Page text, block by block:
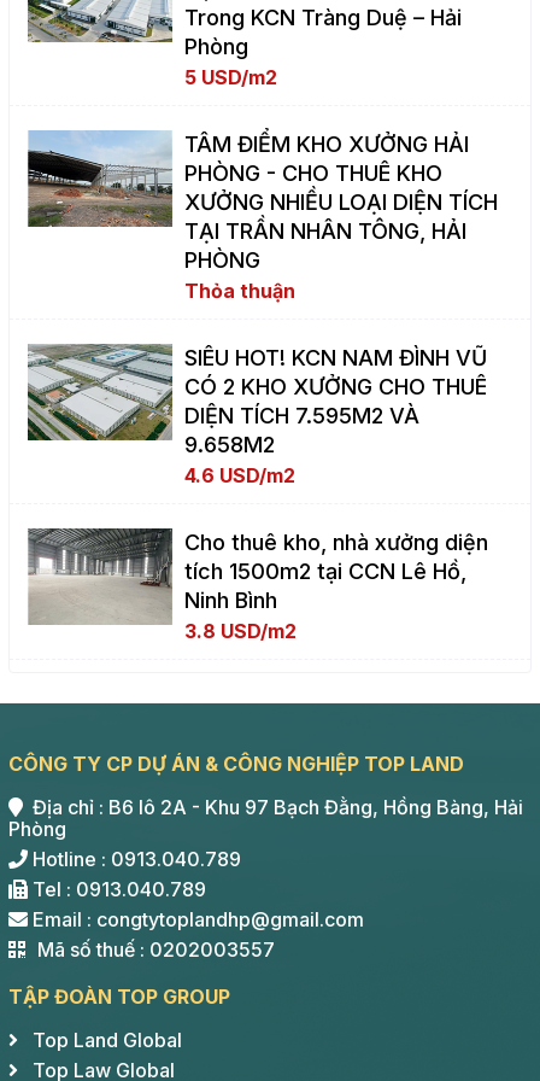
Trong KCN Tràng Duệ – Hải
Phòng
5 USD/m2
TÂM ĐIỂM KHO XƯỞNG HẢI
PHÒNG - CHO THUÊ KHO
XƯỞNG NHIỀU LOẠI DIỆN TÍCH
TẠI TRẦN NHÂN TÔNG, HẢI
PHÒNG
Thỏa thuận
SIÊU HOT! KCN NAM ĐÌNH VŨ
CÓ 2 KHO XƯỞNG CHO THUÊ
DIỆN TÍCH 7.595M2 VÀ
9.658M2
4.6 USD/m2
Cho thuê kho, nhà xưởng diện
tích 1500m2 tại CCN Lê Hồ,
Ninh Bình
3.8 USD/m2
CÔNG TY CP DỰ ÁN & CÔNG NGHIỆP TOP LAND
Địa chỉ : B6 lô 2A - Khu 97 Bạch Đằng, Hồng Bàng, Hải
Phòng
Hotline : 0913.040.789
Tel : 0913.040.789
Email : congtytoplandhp@gmail.com
Mã số thuế : 0202003557
TẬP ĐOÀN TOP GROUP
Top Land Global
Top Law Global